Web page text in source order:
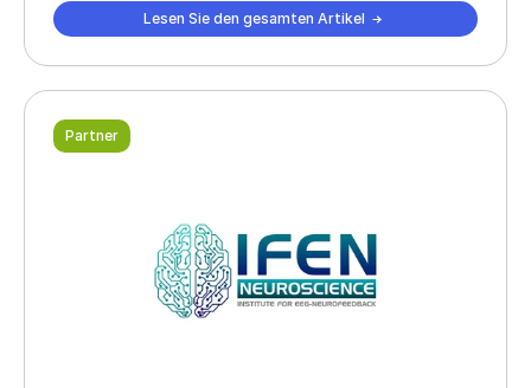
Lesen Sie den gesamten Artikel
Partner